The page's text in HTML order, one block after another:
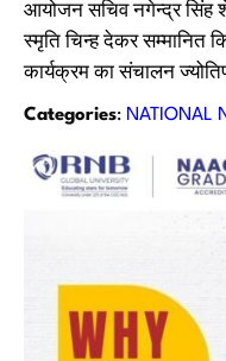
आयोजन सचिव नगेन्द्र सिंह
स्मृति चिन्ह देकर सम्मानित
कार्यक्रम का संचालन
Categories: NATIONAL